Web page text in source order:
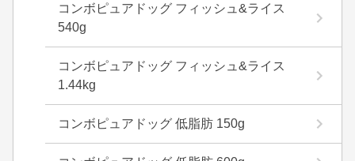
コンボピュアドッグ フィッシュ&ライス
540g
コンボピュアドッグ フィッシュ&ライス
1.44kg
コンボピュアドッグ 低脂肪 150g